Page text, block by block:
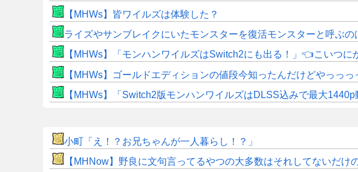
【MHWs】皆ワイルズは体験した？
ライズやサンブレイクにいたモンスターを復活モンスターと呼ぶの
【MHWs】「モンハンワイルズはSwitch2にも出る！」👈こいつに
【MHWs】ゴールドエディションの値段今知ったんだけどやっっ
【MHWs】「Switch2版モンハンワイルズはDLSS込みで最大1440p
小町「え！？お兄ちゃんが一人暮らし！？」
【MHNow】野良に文句言ってるやつの大多数はそれしてないだけ